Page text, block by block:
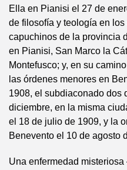
Ella en Pianisi el 27 de
de filosofía y teología en
capuchinos de la provincia
en Pianisi, San Marco la
Montefusco; y, en su
las órdenes menores en
1908, el subdiaconado dos
diciembre, en la misma
el 18 de julio de 1909, y la
Benevento el 10 de agosto
Una enfermedad